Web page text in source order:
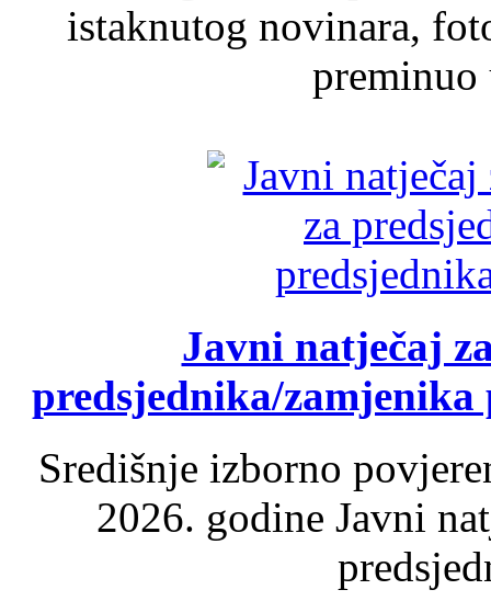
istaknutog novinara,
Javni natječaj
predsjednika/
Središnje izborno
2026. godine Javni